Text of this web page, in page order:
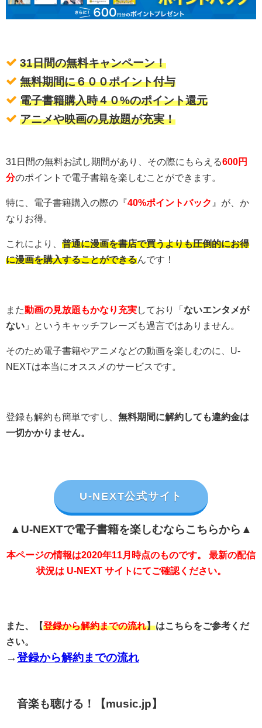
31日間の無料キャンペーン！
無料期間に６００ポイント付与
電子書籍購入時４０%のポイント還元
アニメや映画の見放題が充実！
31日間の無料お試し期間があり、その際にもらえる600円
分のポイントで電子書籍を楽しむことができます。
特に、電子書籍購入の際の『40%ポイントバック 』が、か
なりお得。
これにより、 普通に漫画を書店で買うよりも圧倒的にお得
に漫画を購入することができるんです！
また動画の見放題もかなり充実しており「 ないエンタメが
ない 」というキャッチフレーズも過言ではありません。
そのため電子書籍やアニメなどの動画を楽しむのに、U-
NEXTは本当にオススメのサービスです。
登録も解約も簡単ですし、 無料期間に解約しても違約金は
一切かかりません。
U-NEXT公式サイト
▲U-NEXTで電子書籍を楽しむならこちらから▲
本ページの情報は2020年11月時点のものです。 最新の配信
状況は U-NEXT サイトにてご確認ください。
また、【登録から解約までの流れ】はこちらをご参考くだ
さい。
→ 登録から解約までの流れ
音楽も聴ける！【music.jp】